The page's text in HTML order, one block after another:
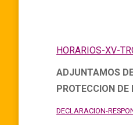
HORARIOS-XV-
ADJUNTAMOS
PROTECCION DE
DECLARACION-